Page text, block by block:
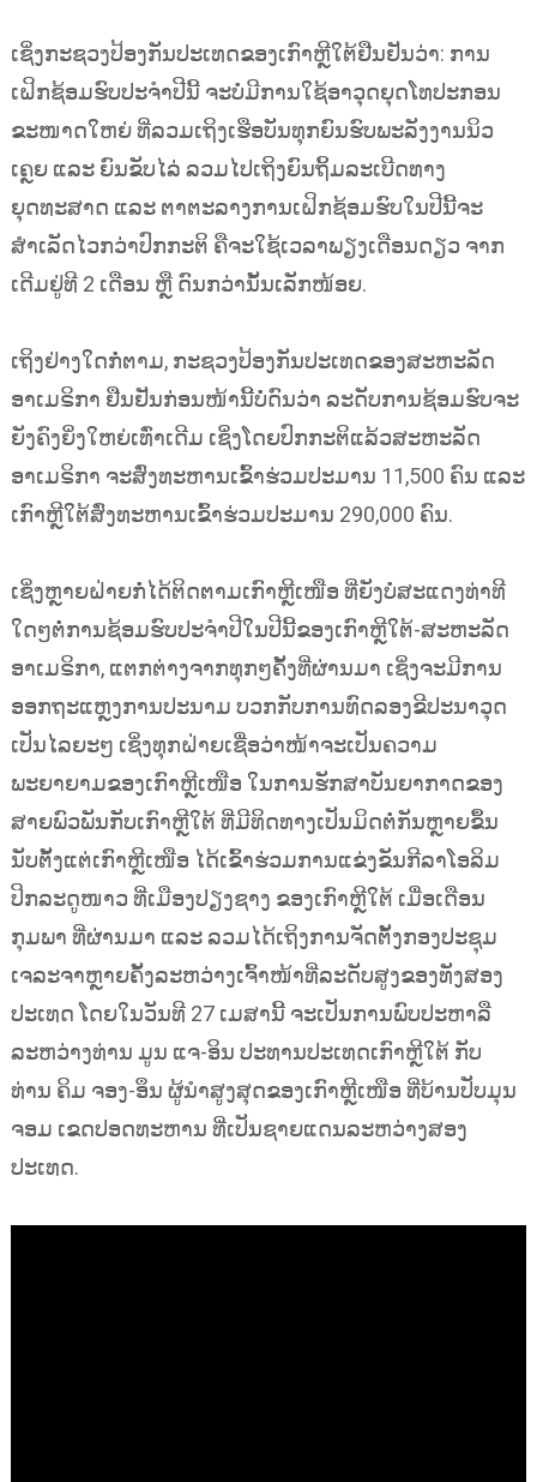
ເຊິ່ງກະຊວງປ້ອງກັນປະເທດຂອງເກົາຫຼີໃຕ້ຢືນຢັນວ່າ: ການ
ເຝິກຊ້ອມຮົບປະຈຳປີນີ້ ຈະບໍ່ມີການໃຊ້ອາວຸດຍຸດໂທປະກອນ
ຂະໜາດໃຫຍ່ ທີ່ລວມເຖິງເຮືອບັນທຸກຍົນຮົບພະລັງງານນິວ
ເຄຼຍ ແລະ ຍົນຂັບໄລ່ ລວມໄປເຖິງຍົນຖິ້ມລະເບີດທາງ
ຍຸດທະສາດ ແລະ ຕາຕະລາງການເຝິກຊ້ອມຮົບໃນປີນີ້ຈະ
ສຳເລັດໄວກວ່າປົກກະຕິ ຄືຈະໃຊ້ເວລາພຽງເດືອນດຽວ ຈາກ
ເດີມຢູ່ທີ 2 ເດືອນ ຫຼື ດົນກວ່ານັ້ນເລັກໜ້ອຍ.
ເຖິງຢ່າງໃດກໍ່ຕາມ, ກະຊວງປ້ອງກັນປະເທດຂອງສະຫະລັດ
ອາເມຣິກາ ຢືນຢັນກ່ອນໜ້ານີ້ບໍ່ດົນວ່າ ລະດັບການຊ້ອມຮົບຈະ
ຍັງຄົງຍິ່ງໃຫຍ່ເທົ່າເດີມ ເຊິ່ງໂດຍປົກກະຕິແລ້ວສະຫະລັດ
ອາເມຣິກາ ຈະສົ່ງທະຫານເຂົ້າຮ່ວມປະມານ 11,500 ຄົນ ແລະ
ເກົາຫຼີໃຕ້ສົ່ງທະຫານເຂົ້າຮ່ວມປະມານ 290,000 ຄົນ.
ເຊິ່ງຫຼາຍຝ່າຍກໍ່ໄດ້ຕິດຕາມເກົາຫຼີເໜືອ ທີ່ຍັງບໍ່ສະແດງທ່າທີ
ໃດໆຕໍ່ການຊ້ອມຮົບປະຈຳປີໃນປີນີ້ຂອງເກົາຫຼີໃຕ້-ສະຫະລັດ
ອາເມຣິກາ, ແຕກຕ່າງຈາກທຸກໆຄັ້ງທີ່ຜ່ານມາ ເຊິ່ງຈະມີການ
ອອກຖະແຫຼງການປະນາມ ບວກກັບການທົດລອງຂີປະນາວຸດ
ເປັນໄລຍະໆ ເຊິ່ງທຸກຝ່າຍເຊື່ອວ່າໜ້າຈະເປັນຄວາມ
ພະຍາຍາມຂອງເກົາຫຼີເໜືອ ໃນການຮັກສາບັນຍາກາດຂອງ
ສາຍພົວພັນກັບເກົາຫຼີໃຕ້ ທີ່ມີທິດທາງເປັນມິດຕໍ່ກັນຫຼາຍຂຶ້ນ
ນັບຕັ້ງແຕ່ເກົາຫຼີເໜືອ ໄດ້ເຂົ້າຮ່ວມການແຂ່ງຂັນກີລາໂອລິມ
ປິກລະດູໜາວ ທີ່ເມືອງປຽງຊາງ ຂອງເກົາຫຼີໃຕ້ ເມື່ອເດືອນ
ກຸມພາ ທີ່ຜ່ານມາ ແລະ ລວມໄດ້ເຖິງການຈັດຕັ້ງກອງປະຊຸມ
ເຈລະຈາຫຼາຍຄັ້ງລະຫວ່າງເຈົ້າໜ້າທີ່ລະດັບສູງຂອງທັງສອງ
ປະເທດ ໂດຍໃນວັນທີ 27 ເມສານີ້ ຈະເປັນການພົບປະຫາລື
ລະຫວ່າງທ່ານ ມູນ ແຈ-ອິນ ປະທານປະເທດເກົາຫຼີໃຕ້ ກັບ
ທ່ານ ຄິມ ຈອງ-ອຶນ ຜູ້ນຳສູງສຸດຂອງເກົາຫຼີເໜືອ ທີ່ບ້ານປັບມຸນ
ຈອມ ເຂດປອດທະຫານ ທີ່ເປັນຊາຍແດນລະຫວ່າງສອງ
ປະເທດ.